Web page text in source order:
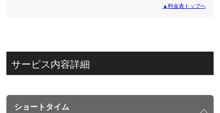
▲料金表トップへ
サービス内容詳細
ショートタイム